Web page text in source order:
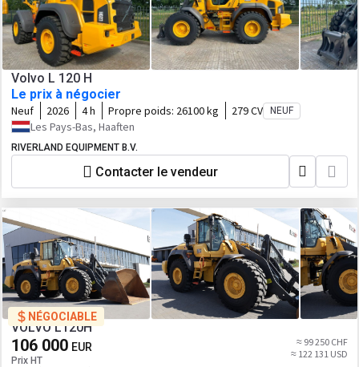
Volvo L 120 H
Le prix à négocier
Neuf 2026 4 h Propre poids: 26100 kg 279 CV NEUF
Les Pays-Bas, Haaften
RIVERLAND EQUIPMENT B.V.
Contacter le vendeur
NÉGOCIABLE
VOLVO L120H
106 000 EUR
Prix HT
≈ 99 250 CHF
≈ 122 131 USD